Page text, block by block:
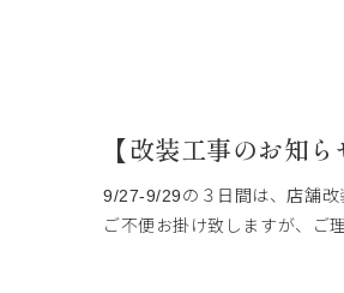
【改装工事のお知ら
9/27-9/29の３日間は、店舗改
ご不便お掛け致しますが、ご